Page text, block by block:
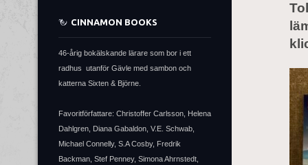
CINNAMON BOOKS
46-årig bokälskande lärare som bor i ett
radhus utanför Gävle med sambon och
katterna Sixten & Björne.
Favoritförfattare: Christoffer Carlsson, Helena
Dahlgren, Diana Gabaldon, V.E. Schwab,
Michael Connelly, S.A Cosby, Fredrik
Backman, Stef Penney, Simona Ahrnstedt,